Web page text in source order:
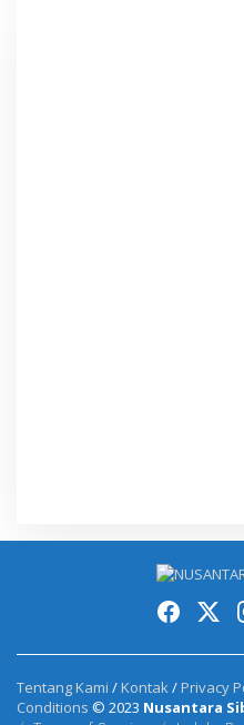
Tentang Kami /Kontak/Privacy
Conditions © 2023 Nusantara